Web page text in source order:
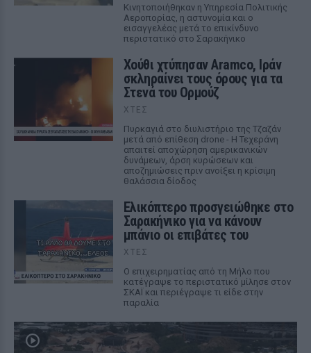
Κινητοποιήθηκαν η Υπηρεσία Πολιτικής
Αεροπορίας, η αστυνομία και ο
εισαγγελέας μετά το επικίνδυνο
περιστατικό στο Σαρακήνικο
Χούθι χτύπησαν Aramco, Ιράν
σκληραίνει τους όρους για τα
Στενά του Ορμούζ
ΧΤΕΣ
Πυρκαγιά στο διυλιστήριο της Τζαζάν
μετά από επίθεση drone - Η Τεχεράνη
απαιτεί αποχώρηση αμερικανικών
δυνάμεων, άρση κυρώσεων και
αποζημιώσεις πριν ανοίξει η κρίσιμη
θαλάσσια δίοδος
Ελικόπτερο προσγειώθηκε στο
Σαρακήνικο για να κάνουν
μπάνιο οι επιβάτες του
ΧΤΕΣ
Ο επιχειρηματίας από τη Μήλο που
κατέγραψε το περιστατικό μίλησε στον
ΣΚΑΪ και περιέγραψε τι είδε στην
παραλία